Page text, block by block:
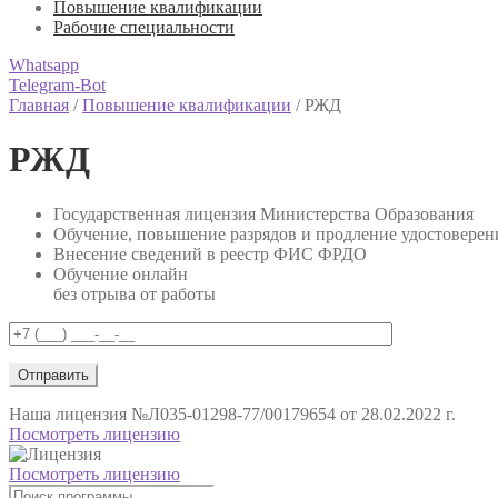
Повышение квалификации
Рабочие специальности
Whatsapp
Telegram-Bot
Главная /Повышение квалификации /РЖД
РЖД
Государственная лицензия Министерства Образования
Обучение, повышение разрядов и продление
Внесение сведений в реестр ФИС ФРДО
Обучение онлайн
без отрыва от работы
Наша лицензия №Л035-01298-77/00179654 от 28.02.2022 г.
Посмотреть лицензию
Посмотреть лицензию
Поиск